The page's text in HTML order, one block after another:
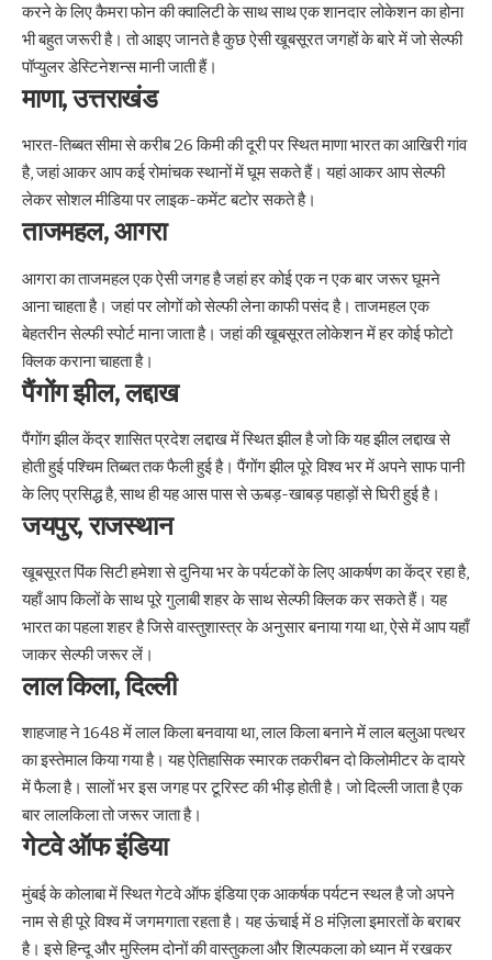
करने के लिए कैमरा फोन की क्वालिटी के साथ साथ एक शानदार लोकेशन का होना
भी बहुत जरूरी है। तो आइए जानते है कुछ ऐसी खूबसूरत जगहों के बारे में जो सेल्फी
पॉप्युलर डेस्टिनेशन्स मानी जाती हैं।
माणा, उत्तराखंड
भारत-तिब्बत सीमा से करीब 26 किमी की दूरी पर स्थित माणा भारत का आखिरी गांव
है, जहां आकर आप कई रोमांचक स्थानों में घूम सकते हैं। यहां आकर आप सेल्फी
लेकर सोशल मीडिया पर लाइक-कमेंट बटोर सकते है।
ताजमहल, आगरा
आगरा का ताजमहल एक ऐसी जगह है जहां हर कोई एक न एक बार जरूर घूमने
आना चाहता है। जहां पर लोगों को सेल्फी लेना काफी पसंद है। ताजमहल एक
बेहतरीन सेल्फी स्पोर्ट माना जाता है। जहां की खूबसूरत लोकेशन में हर कोई फोटो
क्लिक कराना चाहता है।
पैंगोंग झील, लद्दाख
पैंगोंग झील केंद्र शासित प्रदेश लद्दाख में स्थित झील है जो कि यह झील लद्दाख से
होती हुई पश्चिम तिब्बत तक फैली हुई है। पैंगोंग झील पूरे विश्व भर में अपने साफ पानी
के लिए प्रसिद्ध है, साथ ही यह आस पास से ऊबड़-खाबड़ पहाड़ों से घिरी हुई है।
जयपुर, राजस्थान
खूबसूरत पिंक सिटी हमेशा से दुनिया भर के पर्यटकों के लिए आकर्षण का केंद्र रहा है,
यहाँ आप किलों के साथ पूरे गुलाबी शहर के साथ सेल्फी क्लिक कर सकते हैं। यह
भारत का पहला शहर है जिसे वास्‍तुशास्‍त्र के अनुसार बनाया गया था, ऐसे में आप यहाँ
जाकर सेल्फी जरूर लें।
लाल किला, दिल्ली
शाहजाह ने 1648 में लाल किला बनवाया था, लाल किला बनाने में लाल बलुआ पत्थर
का इस्तेमाल किया गया है। यह ऐतिहासिक स्मारक तकरीबन दो किलोमीटर के दायरे
में फैला है। सालों भर इस जगह पर टूरिस्ट की भीड़ होती है। जो दिल्ली जाता है एक
बार लालकिला तो जरूर जाता है।
गेटवे ऑफ इंडिया
मुंबई के कोलाबा में स्थित गेटवे ऑफ इंडिया एक आकर्षक पर्यटन स्थल है जो अपने
नाम से ही पूरे विश्व में जगमगाता रहता है। यह ऊंचाई में 8 मंज़िला इमारतों के बराबर
है। इसे हिन्दू और मुस्लिम दोनों की वास्तुकला और शिल्पकला को ध्यान में रखकर